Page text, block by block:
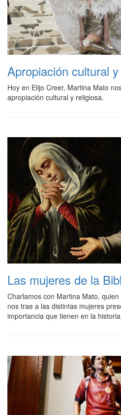
Apropiación cultural
Hoy en Elijo Creer, Martina Mato
apropiación cultural y religiosa.
Las mujeres de la
Charlamos con Martina Mato,
nos trae a las distintas mujeres
importancia que tienen en la